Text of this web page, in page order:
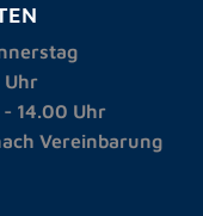
Uhr
14.00 Uhr
Vereinbarung